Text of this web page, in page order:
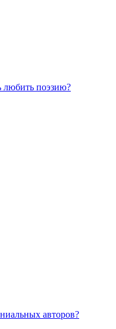
поэзию?
авторов?